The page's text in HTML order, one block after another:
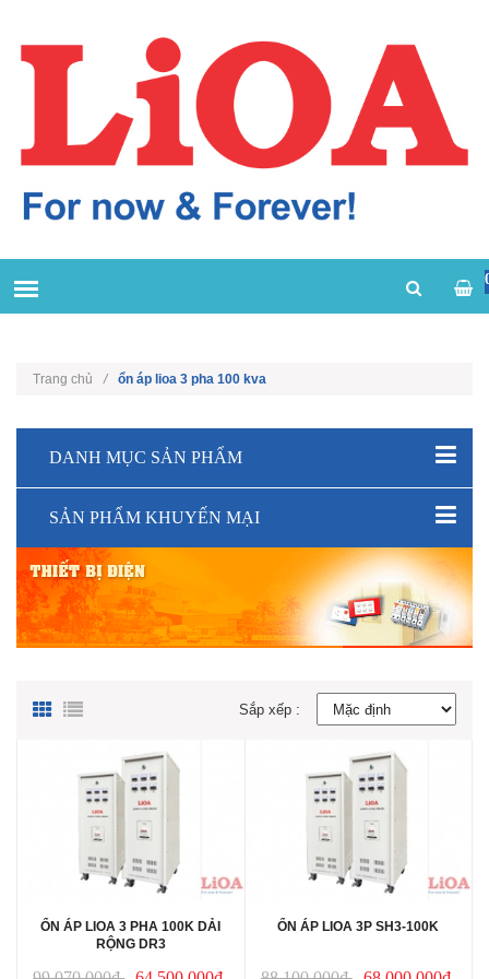
Trang chủ / ổn áp lioa 3 pha 100 kva
DANH MỤC SẢN PHẨM
SẢN PHẨM KHUYẾN MẠI
Sắp xếp :
ỔN ÁP LIOA 3 PHA 100K DẢI
RỘNG DR3
ỔN ÁP LIOA 3P SH3-100K